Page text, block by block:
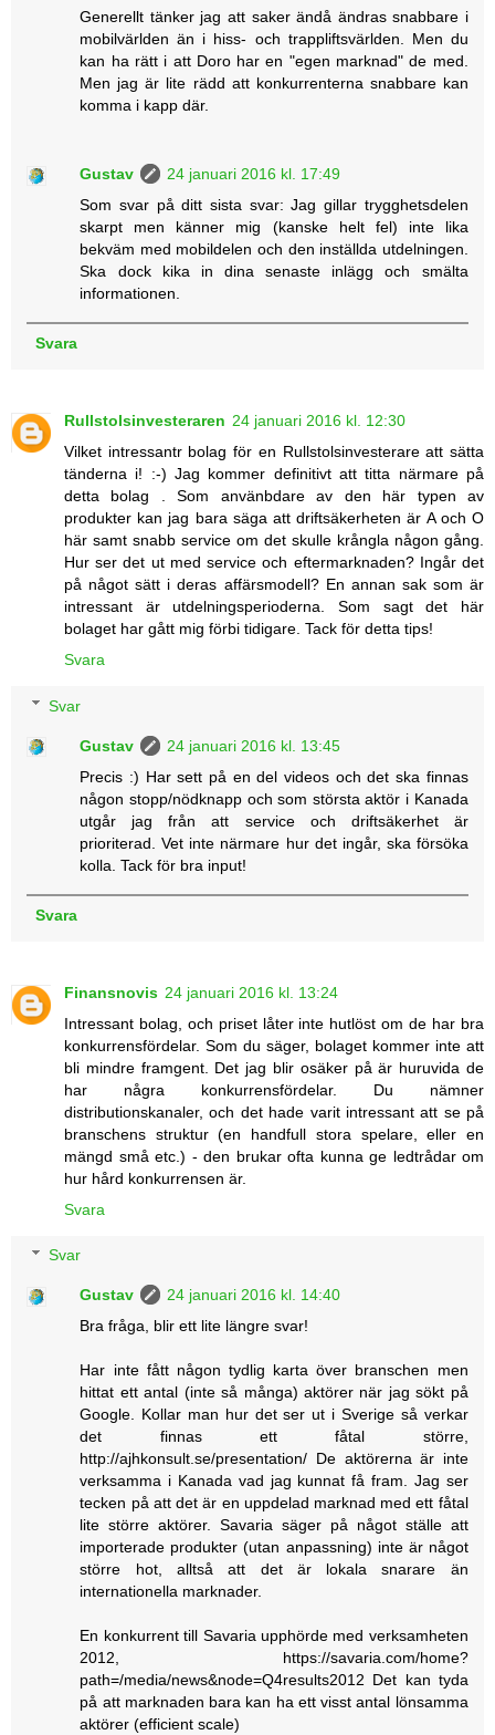
Generellt tänker jag att saker ändå ändras snabbare i
mobilvärlden än i hiss- och trappliftsvärlden. Men du
kan ha rätt i att Doro har en "egen marknad" de med.
Men jag är lite rädd att konkurrenterna snabbare kan
komma i kapp där.
Gustav
24 januari 2016 kl. 17:49
Som svar på ditt sista svar: Jag gillar trygghetsdelen
skarpt men känner mig (kanske helt fel) inte lika
bekväm med mobildelen och den inställda utdelningen.
Ska dock kika in dina senaste inlägg och smälta
informationen.
Svara
Rullstolsinvesteraren 24 januari 2016 kl. 12:30
Vilket intressantr bolag för en Rullstolsinvesterare att sätta
tänderna i! :-) Jag kommer definitivt att titta närmare på
detta bolag . Som använbdare av den här typen av
produkter kan jag bara säga att driftsäkerheten är A och O
här samt snabb service om det skulle krångla någon gång.
Hur ser det ut med service och eftermarknaden? Ingår det
på något sätt i deras affärsmodell? En annan sak som är
intressant är utdelningsperioderna. Som sagt det här
bolaget har gått mig förbi tidigare. Tack för detta tips!
Svara
Svar
Gustav
24 januari 2016 kl. 13:45
Precis :) Har sett på en del videos och det ska finnas
någon stopp/nödknapp och som största aktör i Kanada
utgår jag från att service och driftsäkerhet är
prioriterad. Vet inte närmare hur det ingår, ska försöka
kolla. Tack för bra input!
Svara
Finansnovis 24 januari 2016 kl. 13:24
Intressant bolag, och priset låter inte hutlöst om de har bra
konkurrensfördelar. Som du säger, bolaget kommer inte att
bli mindre framgent. Det jag blir osäker på är huruvida de
har några konkurrensfördelar. Du nämner
distributionskanaler, och det hade varit intressant att se på
branschens struktur (en handfull stora spelare, eller en
mängd små etc.) - den brukar ofta kunna ge ledtrådar om
hur hård konkurrensen är.
Svara
Svar
Gustav
24 januari 2016 kl. 14:40
Bra fråga, blir ett lite längre svar!
Har inte fått någon tydlig karta över branschen men
hittat ett antal (inte så många) aktörer när jag sökt på
Google. Kollar man hur det ser ut i Sverige så verkar
det finnas ett fåtal större,
http://ajhkonsult.se/presentation/ De aktörerna är inte
verksamma i Kanada vad jag kunnat få fram. Jag ser
tecken på att det är en uppdelad marknad med ett fåtal
lite större aktörer. Savaria säger på något ställe att
importerade produkter (utan anpassning) inte är något
större hot, alltså att det är lokala snarare än
internationella marknader.
En konkurrent till Savaria upphörde med verksamheten
2012, https://savaria.com/home?
path=/media/news&node=Q4results2012 Det kan tyda
på att marknaden bara kan ha ett visst antal lönsamma
aktörer (efficient scale)